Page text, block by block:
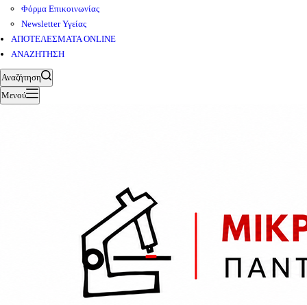
Φόρμα Επικοινωνίας
Newsletter Υγείας
ΑΠΟΤΕΛΕΣΜΑΤΑ ONLINE
ΑΝΑΖΗΤΗΣΗ
Αναζήτηση
Μενού